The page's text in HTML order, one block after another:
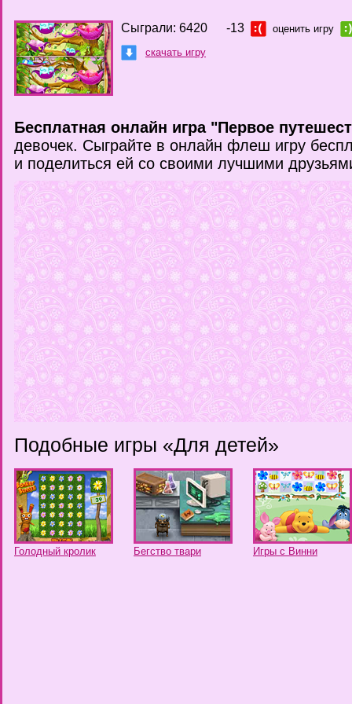
Сыграли: 6420 -13
оценить игру
скачать игру
Бесплатная онлайн игра "Первое
девочек. Сыграйте в онлайн флеш игру
и поделиться ей со своими лучшими
Подобные игры «Для детей»
Голодный кролик Бегство твари Игры с Винни